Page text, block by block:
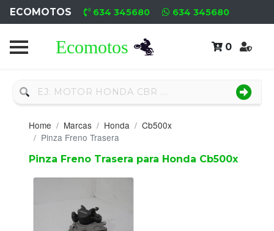
ECOMOTOS 634 345680 634 345680
0
Home
Nuevo
Neumáticos
Campa
Home Marcas Honda
Cb500x
Pinza Freno Trasera
Pinza Freno Trasera para Honda Cb500x